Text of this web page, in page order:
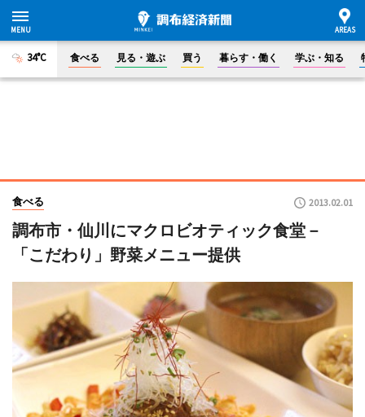
34°C 食べる 見る・遊ぶ 買う 暮らす・働く 学ぶ・知る
食べる 2013.02.01
調布市・仙川にマクロビオティック食堂－
「こだわり」野菜メニュー提供